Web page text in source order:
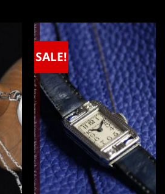
格
は
¥690,000
で
し
た。
価
格
は
¥690,000
で
す。
SALE!